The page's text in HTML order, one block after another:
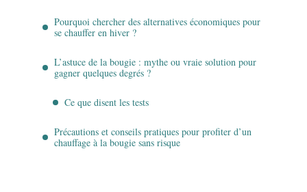
Pourquoi chercher des alternatives économiques pour
se chauffer en hiver ?
L’astuce de la bougie : mythe ou vraie solution pour
gagner quelques degrés ?
Ce que disent les tests
Précautions et conseils pratiques pour profiter d’un
chauffage à la bougie sans risque